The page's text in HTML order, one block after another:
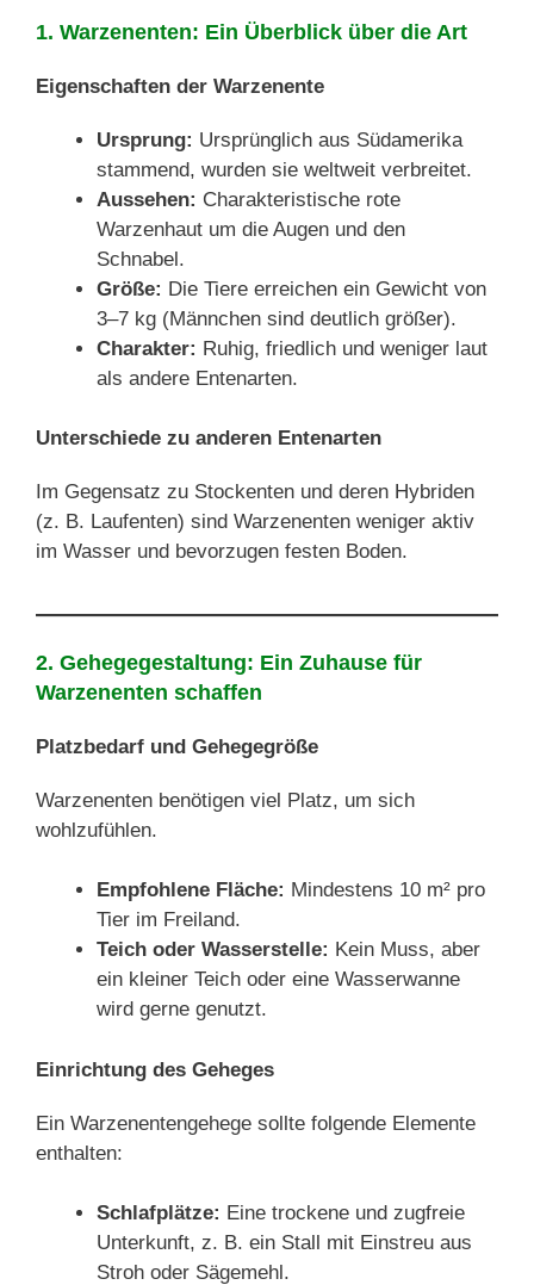
1. Warzenenten: Ein Überblick über die Art
Eigenschaften der Warzenente
Ursprung: Ursprünglich aus Südamerika
stammend, wurden sie weltweit verbreitet.
Aussehen: Charakteristische rote
Warzenhaut um die Augen und den
Schnabel.
Größe: Die Tiere erreichen ein Gewicht von
3–7 kg (Männchen sind deutlich größer).
Charakter: Ruhig, friedlich und weniger laut
als andere Entenarten.
Unterschiede zu anderen Entenarten
Im Gegensatz zu Stockenten und deren Hybriden
(z. B. Laufenten) sind Warzenenten weniger aktiv
im Wasser und bevorzugen festen Boden.
2. Gehegegestaltung: Ein Zuhause für
Warzenenten schaffen
Platzbedarf und Gehegegröße
Warzenenten benötigen viel Platz, um sich
wohlzufühlen.
Empfohlene Fläche: Mindestens 10 m² pro
Tier im Freiland.
Teich oder Wasserstelle: Kein Muss, aber
ein kleiner Teich oder eine Wasserwanne
wird gerne genutzt.
Einrichtung des Geheges
Ein Warzenentengehege sollte folgende Elemente
enthalten:
Schlafplätze: Eine trockene und zugfreie
Unterkunft, z. B. ein Stall mit Einstreu aus
Stroh oder Sägemehl.